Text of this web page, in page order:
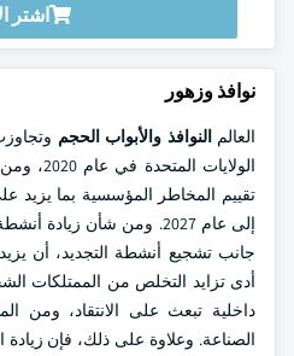
اشتر
نوافذ وزهور
العالم النوافذ والأبوابالحجم
الولايات
إلى عام 2027. ومن شأن
جانب تشجيع أنشطة التجديد، أن
أدى تزايد التخلص من الممتلكات
داخلية تبعث على الانتقاد، ومن
الصناعة. وعلاوة على ذلك، فإن